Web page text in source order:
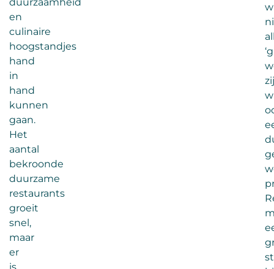
en
culinaire
hoogstandjes
hand
in
hand
kunnen
gaan.
Het
aantal
bekroonde
duurzame
restaurants
groeit
snel,
maar
er
is
zij